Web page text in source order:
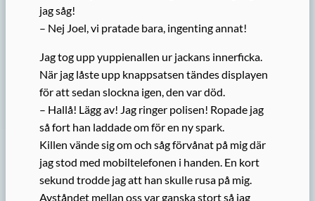
jag såg!
– Nej Joel, vi pratade bara, ingenting annat!
Jag tog upp yuppienallen ur jackans innerficka.
När jag låste upp knappsatsen tändes displayen
för att sedan slockna igen, den var död.
– Hallå! Lägg av! Jag ringer polisen! Ropade jag
så fort han laddade om för en ny spark.
Killen vände sig om och såg förvånat på mig där
jag stod med mobiltelefonen i handen. En kort
sekund trodde jag att han skulle rusa på mig.
Avståndet mellan oss var ganska stort så jag